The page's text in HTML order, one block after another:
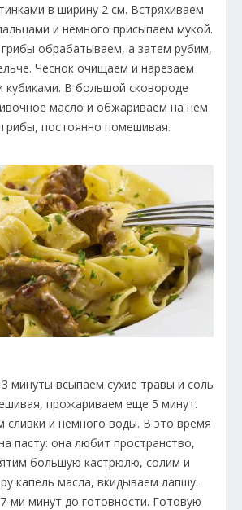
в ширину 2 см. Встряхиваем
и немного присыпаем мукой.
грибы обрабатываем, а затем рубим,
Чеснок очищаем и нарезаем
В большой сковороде
масло и обжариваем на нем
грибы, постоянно помешивая.
минуты всыпаем сухие травы и соль
прожариваем еще 5 минут.
сливки и немного воды. В это время
пасту: она любит пространство,
большую кастрюлю, солим и
капель масла, вкидываем лапшу.
ми минут до готовности. Готовую